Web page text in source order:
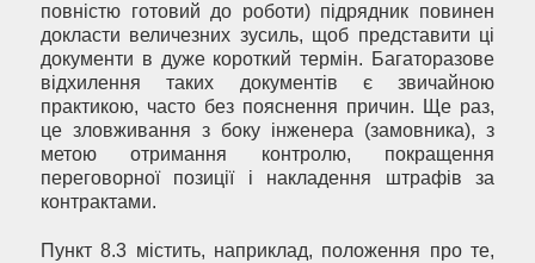
повністю готовий до роботи) підрядник повинен
докласти величезних зусиль, щоб представити ці
документи в дуже короткий термін. Багаторазове
відхилення таких документів є звичайною
практикою, часто без пояснення причин. Ще раз,
це зловживання з боку інженера (замовника), з
метою отримання контролю, покращення
переговорної позиції і накладення штрафів за
контрактами.
Пункт 8.3 містить, наприклад, положення про те,